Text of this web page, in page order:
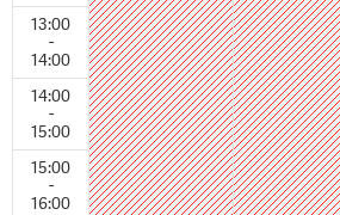
13:00
-
14:00
14:00
-
15:00
15:00
-
16:00